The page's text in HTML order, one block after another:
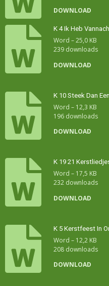
DOWNLOAD
K 4 Ik Heb
Word – 25,0 KB
239 downloads
DOWNLOAD
K 10 Steek Dan
Word – 12,3 KB
196 downloads
DOWNLOAD
K 19 21
Word – 17,5 KB
232 downloads
DOWNLOAD
K 5 Kerstfeest In
Word – 12,2 KB
208 downloads
DOWNLOAD